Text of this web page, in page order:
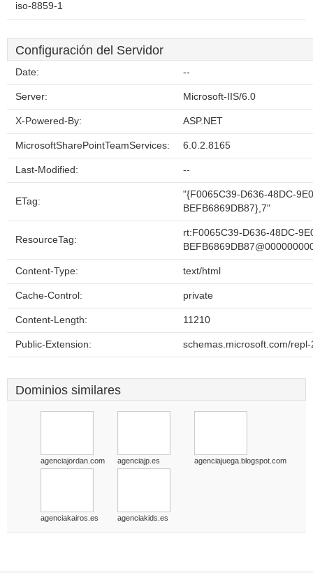
iso-8859-1
Configuración del Servidor
Date: --
Server: Microsoft-IIS/6.0
X-Powered-By: ASP.NET
MicrosoftSharePointTeamServices: 6.0.2.8165
Last-Modified: --
ETag:
"{F0065C39-D636-48DC-
BEFB6869DB87},7"
ResourceTag:
rt:F0065C39-D636-48DC-
Content-Type: text/html
Cache-Control: private
Content-Length: 11210
Public-Extension: schemas.microsoft.com/repl-
Dominios similares
agenciajordan.com agenciajp.es agenciajuega.blogspot.com
agenciakairos.es agenciakids.es